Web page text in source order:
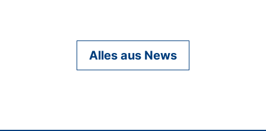
Alles aus News